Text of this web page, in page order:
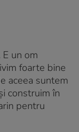
un om
foarte bine
aceea suntem
construim în
pentru